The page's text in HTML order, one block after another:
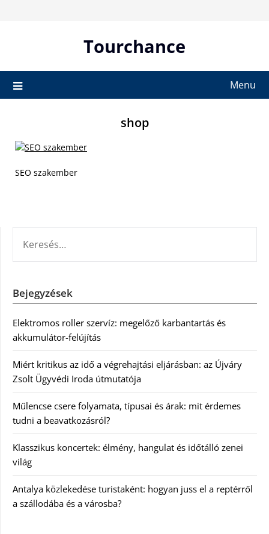
Tourchance
Menu
shop
SEO szakember
Bejegyzések
Elektromos roller szervíz: megelőző karbantartás és
akkumulátor-felújítás
Miért kritikus az idő a végrehajtási eljárásban: az Újváry
Zsolt Ügyvédi Iroda útmutatója
Műlencse csere folyamata, típusai és árak: mit érdemes
tudni a beavatkozásról?
Klasszikus koncertek: élmény, hangulat és időtálló zenei
világ
Antalya közlekedése turistaként: hogyan juss el a reptérről
a szállodába és a városba?